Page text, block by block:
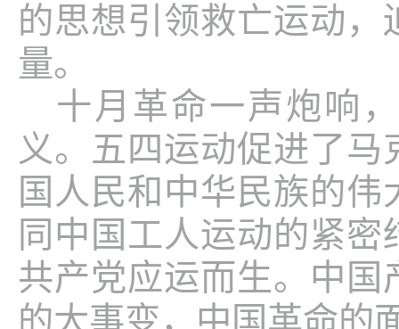
的思想引领救亡运动
量。
十月革命一声炮响
义。五四运动促进了
国人民和中华民族的
同中国工人运动的紧
共产党应运而生。中
的大事变，中国革命的